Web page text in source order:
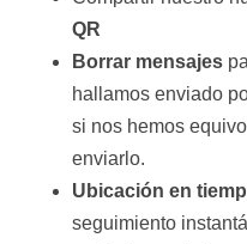
QR
Borrar mensajes
hallamos enviado
si nos hemos
enviarlo.
Ubicación en
seguimiento